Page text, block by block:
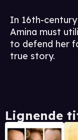
In 16th-
Amina must
to defend her
true story.
Lignende